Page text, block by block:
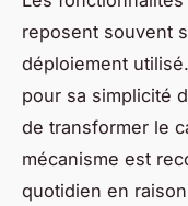
reposent souvent
déploiement
pour sa simplicité
de transformer le
mécanisme est
quotidien en